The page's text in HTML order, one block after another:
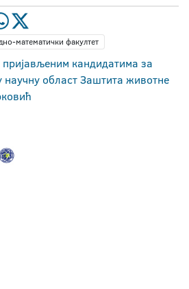
математички факултет
пријављеним кандидатима за
област Заштита животне